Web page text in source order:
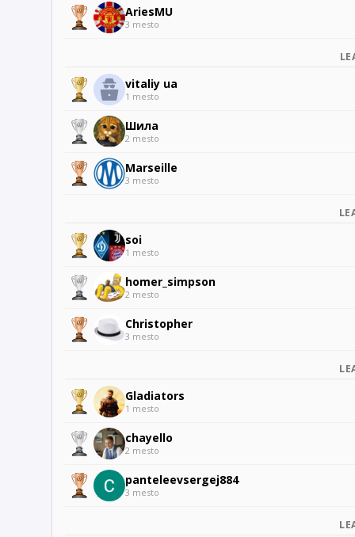
AriesMU
3 mesto
vitaliy ua
1 mesto
Шила
2 mesto
Marseille
3 mesto
soi
1 mesto
homer_simpson
2 mesto
Christopher
3 mesto
Gladiators
1 mesto
chayello
2 mesto
panteleevsergej884
3 mesto